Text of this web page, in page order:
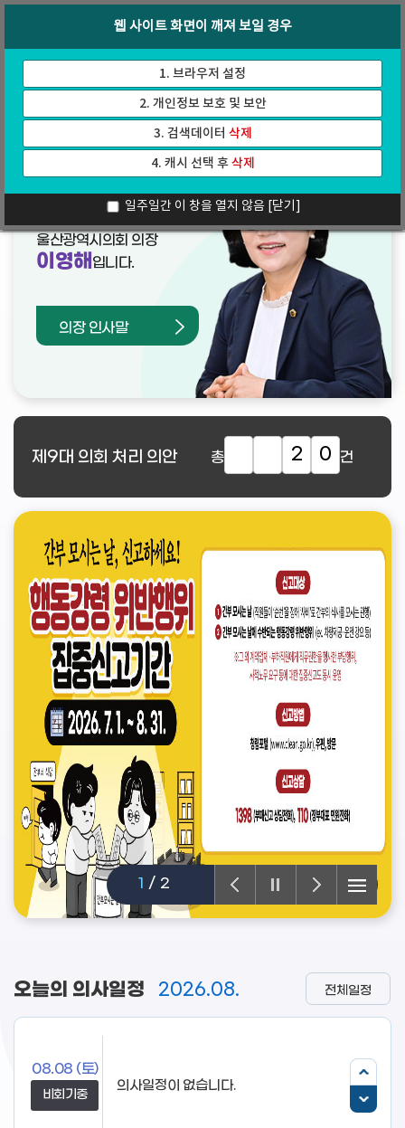
가
기
인터넷방송
웹 사이트 화면이 깨져 보일 경우
1. 브라우저 설정
2. 개인정보 보호 및 보안
3. 검색데이터 삭제
4. 캐시 선택 후삭제
일주일간 이 창을 열지 않음 [닫기]
1 / 2
열린의장실
울산광역시의회 의장
이영해 입니다.
의장 인사말
제9대 의회 처리 의안 총 2 0 건
오늘의 의사일정 2026.08.
08.08 (토)
비회기중
전체일정